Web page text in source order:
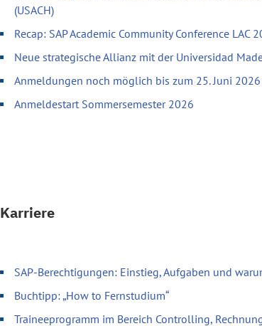
(USACH)
Recap: SAP Academic Community Conference LAC
Neue strategische Allianz mit der Universidad
Anmeldungen noch möglich bis zum 25. Juni 2026
Anmeldestart Sommersemester 2026
Karriere
SAP-Berechtigungen: Einstieg, Aufgaben und
Buchtipp: „How to Fernstudium“
Traineeprogramm im Bereich Controlling,